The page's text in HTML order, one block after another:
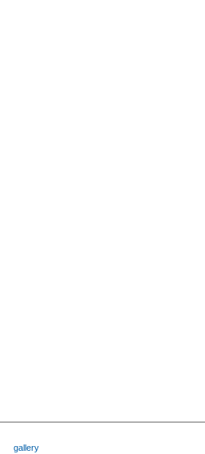
gallery